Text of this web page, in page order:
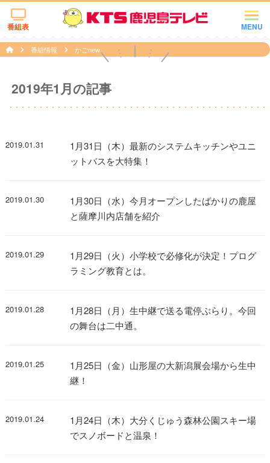
MENU
番組表
番組情報 かごnew
2019年1月の記事
2019.01.31
1月31日（木）最新のシステムキッチンやユニ
ットバスを大特集！
2019.01.30
1月30日（水）今月オープンしたばかりの鹿屋
と薩摩川内店舗を紹介
2019.01.29
1月29日（火）小学校で必修化が決定！プログ
ラミング教育とは。
2019.01.28
1月28日（月）生中継で送る電停ぶらり。今回
の舞台は二中通。
2019.01.25
1月25日（金）山形屋の大新潟展会場から生中
継！
2019.01.24
1月24日（木）大分くじゅう森林公園スキー場
でスノボードと温泉！